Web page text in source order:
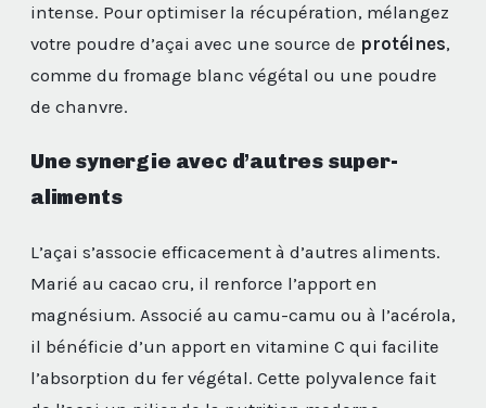
intense. Pour optimiser la récupération, mélangez
votre poudre d’açai avec une source de protéines,
comme du fromage blanc végétal ou une poudre
de chanvre.
Une synergie avec d’autres super-
aliments
L’açai s’associe efficacement à d’autres aliments.
Marié au cacao cru, il renforce l’apport en
magnésium. Associé au camu-camu ou à l’acérola,
il bénéficie d’un apport en vitamine C qui facilite
l’absorption du fer végétal. Cette polyvalence fait